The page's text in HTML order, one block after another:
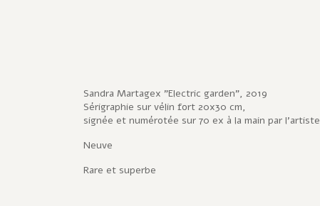
Sandra Martagex "Electric garden", 2019
Sérigraphie sur vélin fort 20x30 cm,
signée et numérotée sur 70 ex à la main par l'artiste
Neuve
Rare et superbe